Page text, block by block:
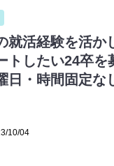
就活経験を活か
トしたい24卒を
・時間固定な
10/04